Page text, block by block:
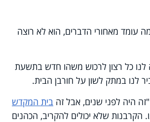
עומד מאחורי הדברים, הוא לא רוצה
לנו כל רצון לרכוש משהו חדש בתשעת
לנו במתק לשון על חורבן הבית.
היה לפני שנים, אבל זה בית המקדש
הקרבנות שלא יכולים להקריב, הכהנים